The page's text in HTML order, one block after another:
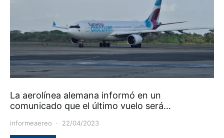
La aerolínea alemana informó en un
comunicado que el último vuelo será…
informeaereo 22/04/2023